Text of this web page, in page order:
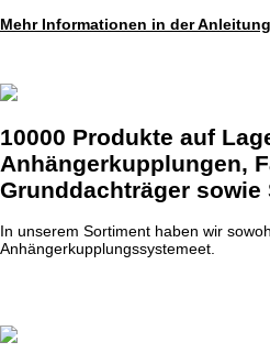
Mehr Informationen in der
10000 Produkte auf
Anhängerkupplungen,
Grunddachträger sowie
In unserem Sortiment haben wir
Anhängerkupplungssystemeet.